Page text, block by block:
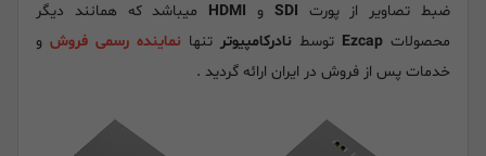
ضبط تصاویر از پورت SDI و HDMI میباشد که همانند دیگر
محصولات Ezcap توسط نادرکامپیوتر تنها نماینده رسمی فروش و
خدمات پس از فروش در ایران ارائه گردید .